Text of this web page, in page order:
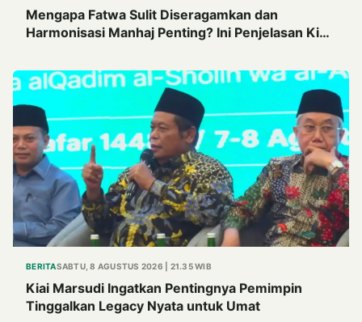
Mengapa Fatwa Sulit Diseragamkan dan
Harmonisasi Manhaj Penting? Ini Penjelasan Kiai
BERITASABTU, 8 AGUSTUS 2026 | 21.35 WIB
Kiai Marsudi Ingatkan Pentingnya Pemimpin
Tinggalkan Legacy Nyata untuk Umat